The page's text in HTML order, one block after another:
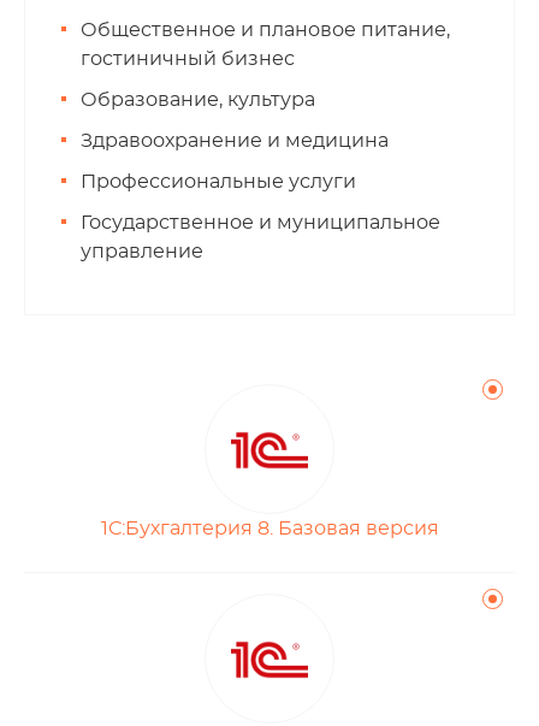
Общественное и плановое питание,
гостиничный бизнес
Образование, культура
Здравоохранение и медицина
Профессиональные услуги
Государственное и муниципальное
управление
1С:Бухгалтерия 8. Базовая версия